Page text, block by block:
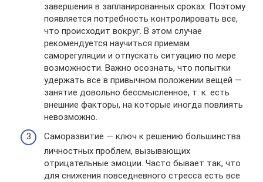
завершения в запланированных сроках. Поэтому
появляется потребность контролировать все,
что происходит вокруг. В этом случае
рекомендуется научиться приемам
саморегуляции и отпускать ситуацию по мере
возможности. Важно осознать, что попытки
удержать все в привычном положении вещей —
занятие довольно бессмысленное, т. к. есть
внешние факторы, на которые иногда повлиять
невозможно.
Саморазвитие — ключ к решению большинства
личностных проблем, вызывающих
отрицательные эмоции. Часто бывает так, что
для снижения повседневного стресса есть все